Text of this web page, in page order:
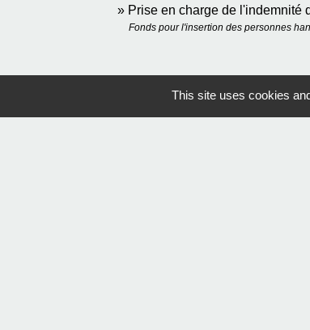
Prise en charge de l'indemnité
Fonds pour l'insertion des personnes
This site uses cookies